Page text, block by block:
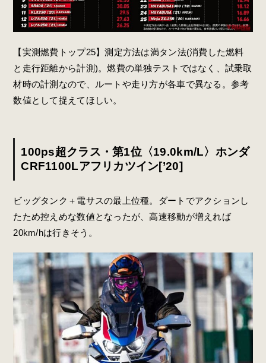
【実測燃費トップ25】測定方法は満タン法(消費した燃料
と走行距離から計測)。燃費の単独テストではなく、試乗取
材時の計測なので、ルートや走り方が各車で異なる。参考
数値として捉えてほしい。
100ps超クラス・第1位〈19.0km/L〉ホンダ
CRF1100Lアフリカツイン[’20]
ビッグタンク＋電サスの最上位種。ダートでアクションし
たため控えめな数値となったが、高速移動が増えれば
20km/hは行きそう。